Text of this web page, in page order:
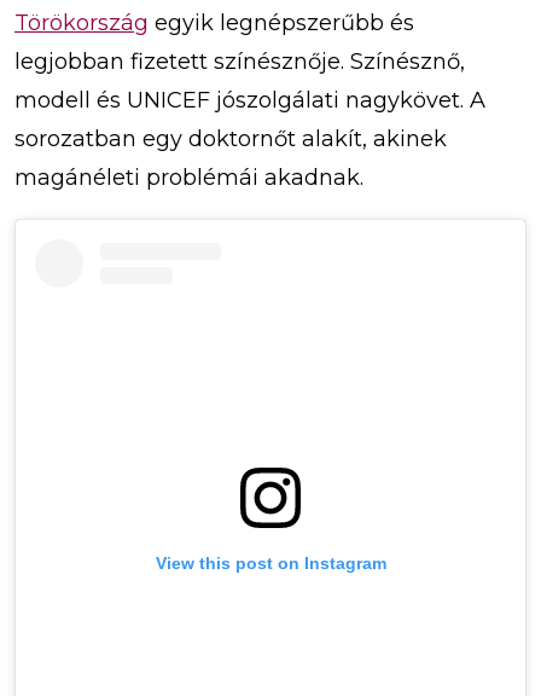
Törökország egyik legnépszerűbb és
legjobban fizetett színésznője. Színésznő,
modell és UNICEF jószolgálati nagykövet. A
sorozatban egy doktornőt alakít, akinek
magánéleti problémái akadnak.
View this post on Instagram